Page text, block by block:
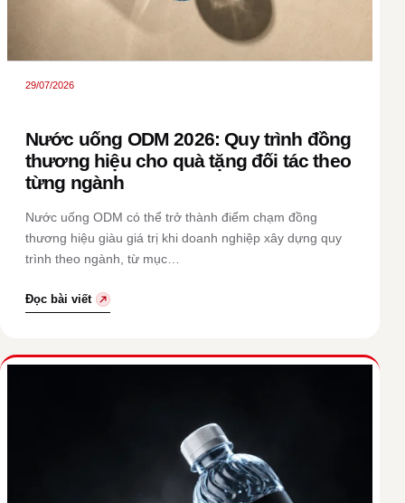
29/07/2026
Nước uống ODM 2026: Quy trình đồng
thương hiệu cho quà tặng đối tác theo
từng ngành
Nước uống ODM có thể trở thành điểm chạm đồng
thương hiệu giàu giá trị khi doanh nghiệp xây dựng quy
trình theo ngành, từ mục…
Đọc bài viết